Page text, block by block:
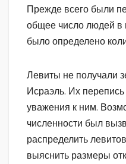
Прежде всего были
общее число людей в
было определено
Левиты не получали
Исраэль. Их
уважения к ним.
численности был
распределить
выяснить размеры